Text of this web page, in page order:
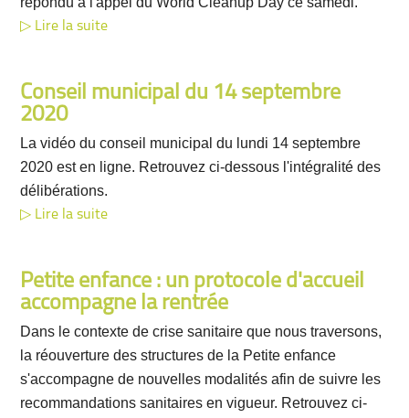
Lire la suite
Conseil municipal du 14 septembre
2020
La vidéo du conseil municipal du lundi 14 septembre
2020 est en ligne. Retrouvez ci-dessous l'intégralité des
délibérations.
Lire la suite
Petite enfance : un protocole d'accueil
accompagne la rentrée
Dans le contexte de crise sanitaire que nous traversons,
la réouverture des structures de la Petite enfance
s'accompagne de nouvelles modalités afin de suivre les
recommandations sanitaires en vigueur. Retrouvez ci-